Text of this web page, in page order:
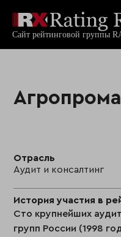
Отрасль
Аудит и консалтинг
История участия в
Сто крупнейших
групп России (1998